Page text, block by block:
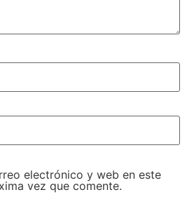
electrónico y web en este
vez que comente.